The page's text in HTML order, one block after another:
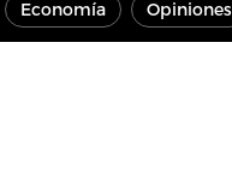
Economía Opiniones